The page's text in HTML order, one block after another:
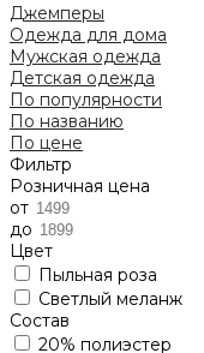
Джемперы
Одежда для дома
Мужская одежда
Детская одежда
По популярности
По названию
По цене
Фильтр
Розничная цена
от
до
Цвет
Пыльная роза
Светлый меланж
Состав
20% полиэстер